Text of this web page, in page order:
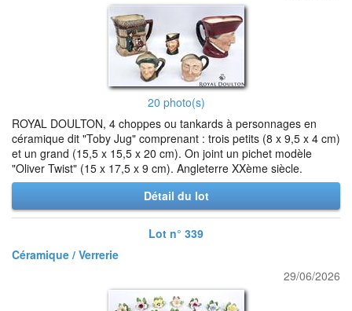
20 photo(s)
ROYAL DOULTON, 4 choppes ou tankards à personnages en
céramique dit "Toby Jug" comprenant : trois petits (8 x 9,5 x 4 cm)
et un grand (15,5 x 15,5 x 20 cm). On joint un pichet modèle
"Oliver Twist" (15 x 17,5 x 9 cm). Angleterre XXème siècle.
Détail du lot
Lot n° 339
Céramique / Verrerie
29/06/2026